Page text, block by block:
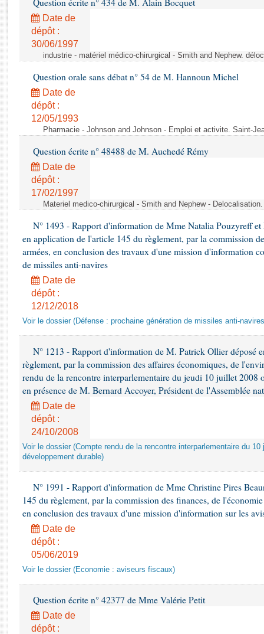
Rapports d'enquête
Rapports législatifs
Rapports sur l'application des lois
Baromètre de l’application des lois
Dossiers législatifs
Budget et sécurité sociale
Questions écrites et orales
Comptes rendus des débats
Question écrite n° 434 de M. Alain Bocquet
Date de
dépôt :
30/06/1997
industrie - matériel médico-chirurgical - Smith and Nephew.
Question orale sans débat n° 54 de M. Hannoun Michel
Date de
dépôt :
12/05/1993
Pharmacie - Johnson and Johnson - Emploi et activite. Saint-
Question écrite n° 48488 de M. Auchedé Rémy
Date de
dépôt :
17/02/1997
Materiel medico-chirurgical - Smith and Nephew -
N° 1493 - Rapport d'information de Mme Natalia Pouzyreff
en application de l'article 145 du règlement, par la commission
armées, en conclusion des travaux d'une mission d'information
de missiles anti-navires
Date de
dépôt :
12/12/2018
Voir le dossier (Défense : prochaine génération de missiles anti-
N° 1213 - Rapport d'information de M. Patrick Ollier déposé
règlement, par la commission des affaires économiques, de
rendu de la rencontre interparlementaire du jeudi 10 juillet 2008
en présence de M. Bernard Accoyer, Président de l'Assemblée
Date de
dépôt :
24/10/2008
Voir le dossier (Compte rendu de la rencontre interparlementaire du
développement durable)
N° 1991 - Rapport d'information de Mme Christine Pires
145 du règlement, par la commission des finances, de
en conclusion des travaux d'une mission d'information sur les
Date de
dépôt :
05/06/2019
Voir le dossier (Economie : aviseurs fiscaux)
Question écrite n° 42377 de Mme Valérie Petit
Date de
dépôt :